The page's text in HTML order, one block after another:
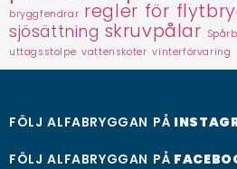
bryggfendrar regler för
sjösättning skruvpålar
uttagsstolpe vattenskoter vinterförvaring
FÖLJ ALFABRYGGAN PÅ
FÖLJ ALFABRYGGAN PÅ